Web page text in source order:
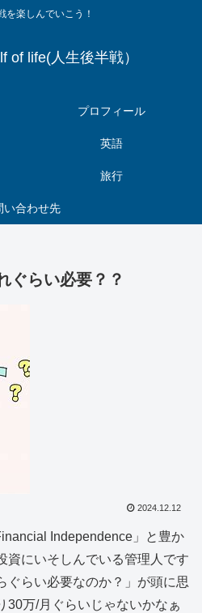
を楽しんでいこう！
of life(人生後半戦）
プロフィール
英語
旅行
い合わせ先
ぐらい必要？？
2024.12.12
Independence」と豊か
資にいそしんでいる管理人です
ぐらい必要なのか？」が頭に思
30万/月ぐらいじゃないかなぁ